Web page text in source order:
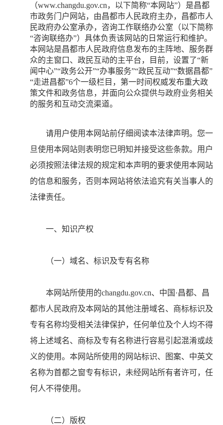
（www.changdu.gov.cn，以下简称“本网站”）是昌都
市政务门户网站，由昌都市人民政府主办，昌都市人
民政府办公室承办，咨询工作联络办公室（以下简称
“咨询联络办”）具体负责该网站的日常运行和维护。
本网站是昌都市人民政府信息发布的主阵地、服务群
众的主窗口、政民互动的主平台，目前，设置了“新
闻中心”“政务公开”“办事服务”“政民互动”“数据昌都”
“走进昌都”6个一级栏目，第一时间权威发布重大政
策文件和政务信息，并面向公众提供与政府业务相关
的服务和互动交流渠道。
请用户使用本网站前仔细阅读本法律声明。您一
旦使用本网站则表明您已明知并接受这些条款。用户
必须按照法律法规的规定和本声明的要求使用本网站
的信息和服务，否则本网站将依法追究有关当事人的
法律责任。
一、知识产权
（一）域名、标识及专有名称
本网站所使用的changdu.gov.cn、中国·昌都、昌
都市人民政府及本网站的其他注册域名、商标标识及
专有名称均受相关法律保护，任何单位及个人均不得
将上述域名、商标及专有名称进行容易引起混淆或歧
义的使用。本网站所使用的网站标识、图案、中英文
名称为首都之窗专有标识，未经网站所有者许可，任
何人不得使用。
（二）版权